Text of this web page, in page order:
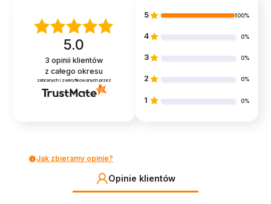
5.0
3 opinii klientów
z całego okresu
zebranych i zweryfikowanych przez
5 100%
4 0%
3 0%
2 0%
1 0%
Jak zbieramy opinie?
Opinie klientów